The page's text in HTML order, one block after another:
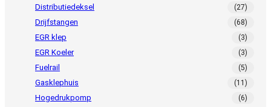
Distributiedeksel (27)
Drijfstangen (68)
EGR klep (3)
EGR Koeler (3)
Fuelrail (5)
Gasklephuis (11)
Hogedrukpomp (6)